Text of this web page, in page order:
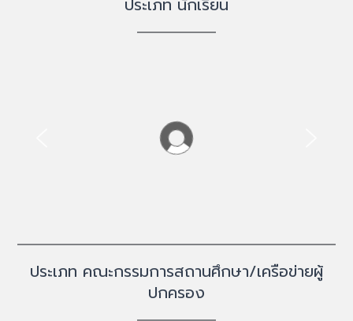
ประเภท คณะกรรมการสถานศึกษา/เครือข่ายผู้
ปกครอง